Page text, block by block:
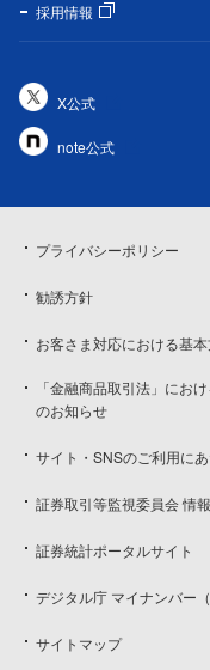
採用情報
X公式
note公式
プライバシーポリシー
勧誘方針
お客さま対応における基
「金融商品取引法」にお
のお知らせ
サイト・SNSのご利用に
証券取引等監視委員会 情
証券統計ポータルサイト
デジタル庁 マイナンバー
サイトマップ